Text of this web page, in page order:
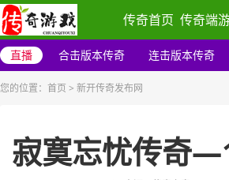
传奇首页 传奇端
直播 合击版本传奇 连击版本传奇
您的位置： 首页 > 新开传奇发布网
寂寞忘忧传奇